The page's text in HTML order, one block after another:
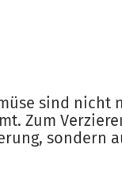
sind
Zum
sondern